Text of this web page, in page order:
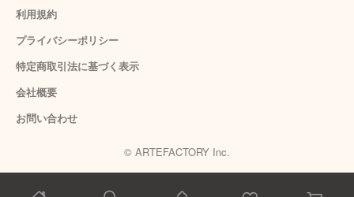
利用規約
プライバシーポリシー
特定商取引法に基づく表示
会社概要
お問い合わせ
© ARTEFACTORY Inc.